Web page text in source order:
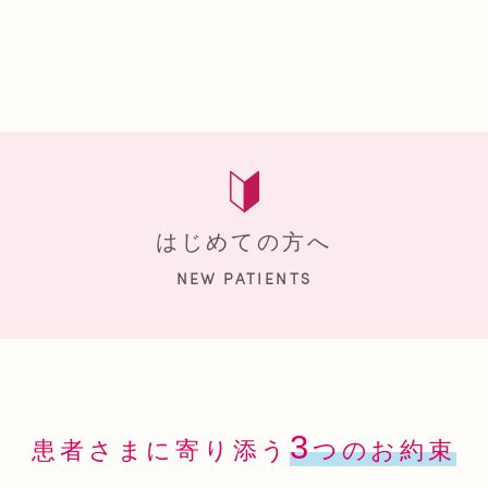
はじめての方へ
NEW PATIENTS
患者さまに寄り添う3つのお約束